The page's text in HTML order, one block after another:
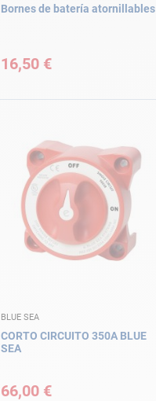
Bornes de batería atornillables
16,50 €
BLUE SEA
CORTO CIRCUITO 350A BLUE
SEA
66,00 €